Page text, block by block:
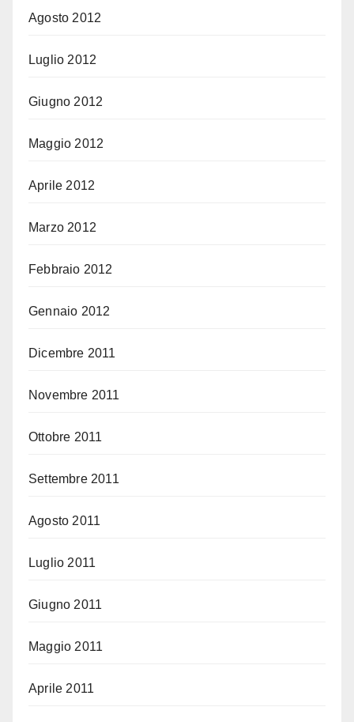
Agosto 2012
Luglio 2012
Giugno 2012
Maggio 2012
Aprile 2012
Marzo 2012
Febbraio 2012
Gennaio 2012
Dicembre 2011
Novembre 2011
Ottobre 2011
Settembre 2011
Agosto 2011
Luglio 2011
Giugno 2011
Maggio 2011
Aprile 2011